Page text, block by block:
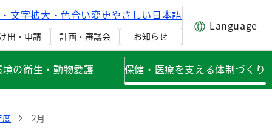
文字拡大・色合い変更やさしい日本語
出・申請 計画・審議会 お知らせ
Language
境の衛生・動物愛護 保健・医療を支える体制づくり
度 2月